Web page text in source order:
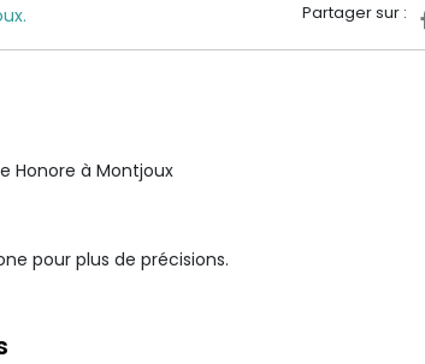
Partager sur :
Honore à Montjoux
pour plus de précisions.